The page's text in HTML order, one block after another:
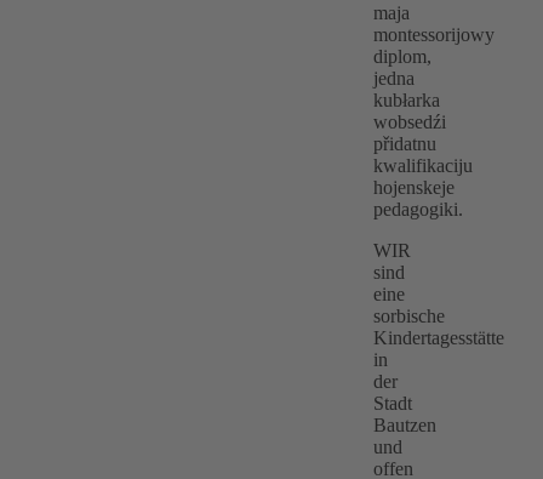
maja
montessorijowy
diplom,
jedna
kubłarka
wobsedźi
přidatnu
kwalifikaciju
hojenskeje
pedagogiki.
WIR
sind
eine
sorbische
Kindertagesstätte
in
der
Stadt
Bautzen
und
offen